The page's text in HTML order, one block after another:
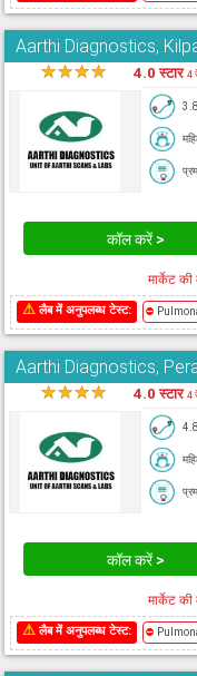
Aarthi Diagnostics,
★★★★ 4.0 स्टार4
कॉल करें >
मार्केट
⚠लैब में अनुपलब्ध टेस्ट: ⛔
Aarthi Diagnostics,
★★★★ 4.0 स्टार4
कॉल करें >
मार्केट
⚠लैब में अनुपलब्ध टेस्ट: ⛔